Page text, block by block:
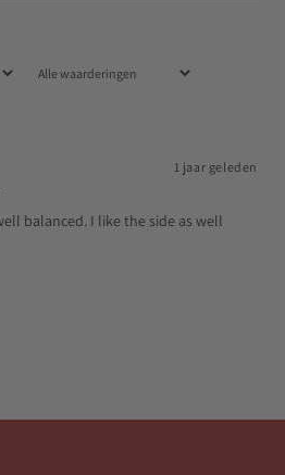
1 jaar geleden
balanced. I like the side as well